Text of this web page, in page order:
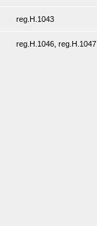
reg.H.1043
reg.H.1046, reg.H.1047